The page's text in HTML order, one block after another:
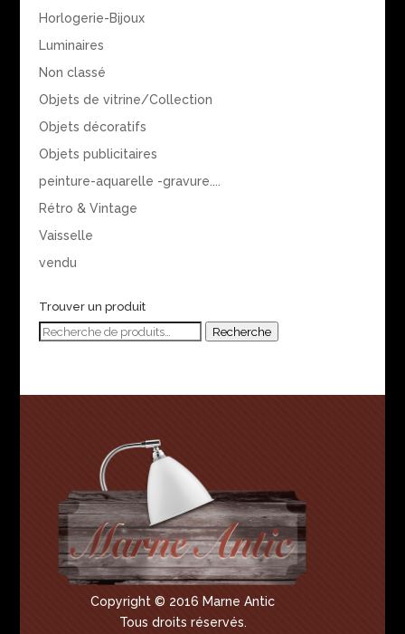
Horlogerie-Bijoux
Luminaires
Non classé
Objets de vitrine/Collection
Objets décoratifs
Objets publicitaires
peinture-aquarelle -gravure....
Rétro & Vintage
Vaisselle
vendu
Trouver un produit
Recherche
Recherche
Copyright © 2016 Marne Antic
Tous droits réservés.